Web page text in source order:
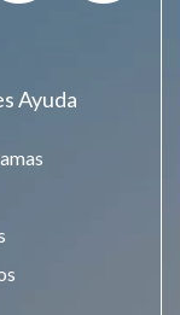
Ayuda